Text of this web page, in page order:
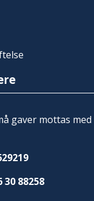
gaver mottas med
30 88258